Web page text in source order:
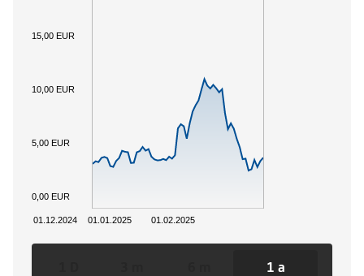
01.01.2025 01.02.2025
01.12.2024
0,00 EUR
5,00 EUR
10,00 EUR
15,00 EUR
1 a